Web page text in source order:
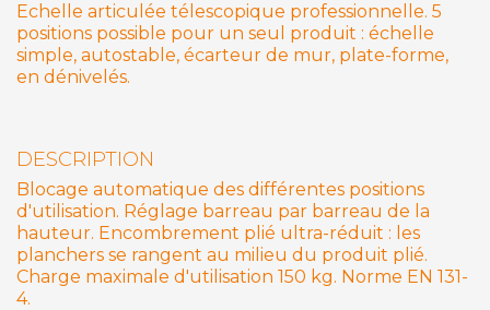
Echelle articulée télescopique professionnelle. 5
positions possible pour un seul produit : échelle
simple, autostable, écarteur de mur, plate-forme,
en dénivelés.
DESCRIPTION
Blocage automatique des différentes positions
d'utilisation. Réglage barreau par barreau de la
hauteur. Encombrement plié ultra-réduit : les
planchers se rangent au milieu du produit plié.
Charge maximale d'utilisation 150 kg. Norme EN 131-
4.